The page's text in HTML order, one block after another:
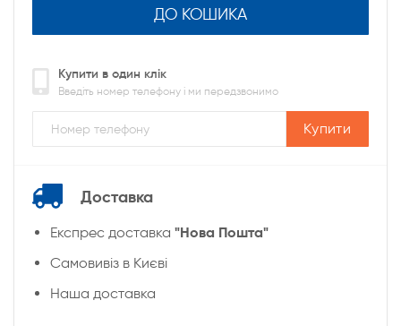
ДО КОШИКА
Купити в один клік
Введіть номер телефону і ми передзвонимо
Купити
Доставка
Експрес доставка "Нова Пошта"
Cамовивіз в Києві
Наша доставка